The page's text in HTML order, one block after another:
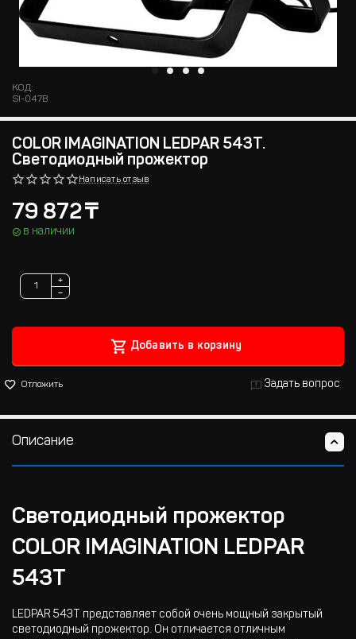
КОД:
SI-047B
COLOR IMAGINATION LEDPAR 543T.
Светодиодный прожектор
Написать отзыв
79 872₸
в наличии
+
−
Добавить в корзину
Отложить Задать вопрос
Описание
Светодиодный прожектор
COLOR IMAGINATION LEDPAR
543T
LEDPAR 543T представляет собой очень мощный закрытый
светодиодный прожектор. Он отличается отличным